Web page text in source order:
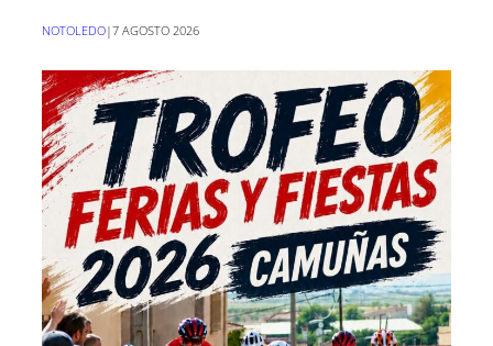
NOTOLEDO|7 AGOSTO 2026